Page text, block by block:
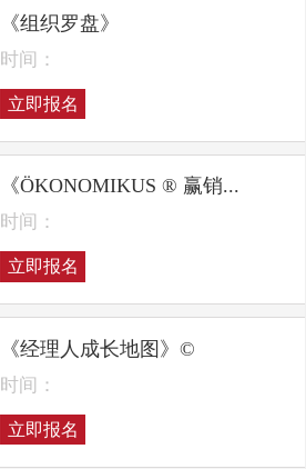
《组织罗盘》
时间：
立即报名
《ÖKONOMIKUS ® 赢销...
时间：
立即报名
《经理人成长地图》©
时间：
立即报名